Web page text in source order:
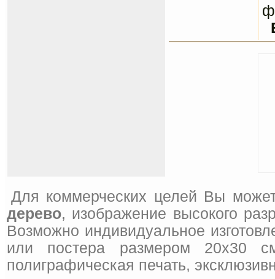
Для коммерческих целей Вы
дерево, изображение высокого
Возможно индивидуальное
или постера размером 20x30
полиграфическая печать,